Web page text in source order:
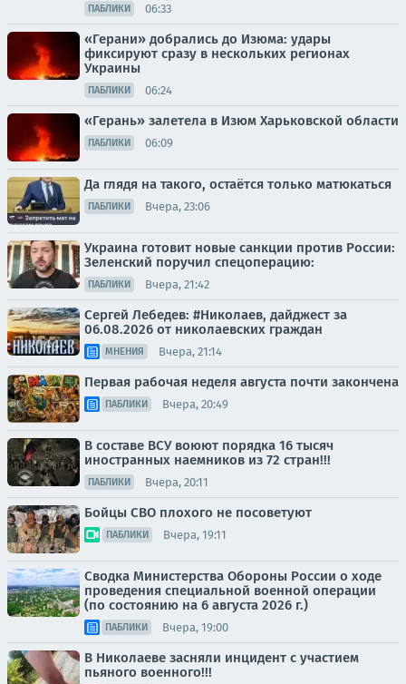
ПАБЛИКИ 06:33
«Герани» добрались до Изюма: удары
фиксируют сразу в нескольких регионах
Украины
ПАБЛИКИ 06:24
«Герань» залетела в Изюм Харьковской области
ПАБЛИКИ 06:09
Да глядя на такого, остаётся только матюкаться
ПАБЛИКИ Вчера, 23:06
Украина готовит новые санкции против России:
Зеленский поручил спецоперацию:
ПАБЛИКИ Вчера, 21:42
Сергей Лебедев: #Николаев, дайджест за
06.08.2026 от николаевских граждан
МНЕНИЯ Вчера, 21:14
Первая рабочая неделя августа почти закончена
ПАБЛИКИ Вчера, 20:49
В составе ВСУ воюют порядка 16 тысяч
иностранных наемников из 72 стран!!!
ПАБЛИКИ Вчера, 20:11
Бойцы СВО плохого не посоветуют
ПАБЛИКИ Вчера, 19:11
Сводка Министерства Обороны России о ходе
проведения специальной военной операции
(по состоянию на 6 августа 2026 г.)
ПАБЛИКИ Вчера, 19:00
В Николаеве засняли инцидент с участием
пьяного военного!!!